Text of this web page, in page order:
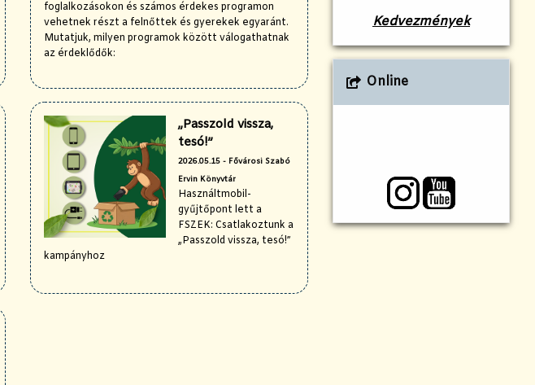
foglalkozásokon és számos érdekes programon
vehetnek részt a felnőttek és gyerekek egyaránt.
Mutatjuk, milyen programok között válogathatnak
az érdeklődők:
„Passzold vissza,
tesó!”
2026.05.15 - Fővárosi Szabó
Ervin Könyvtár
Használtmobil-
gyűjtőpont lett a
FSZEK: Csatlakoztunk a
„Passzold vissza, tesó!”
kampányhoz
Kedvezmények
Online